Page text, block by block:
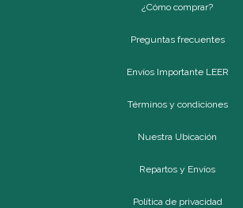
¿Cómo comprar?
Preguntas frecuentes
Envíos Importante LEER
Términos y condiciones
Nuestra Ubicación
Repartos y Envíos
Política de privacidad